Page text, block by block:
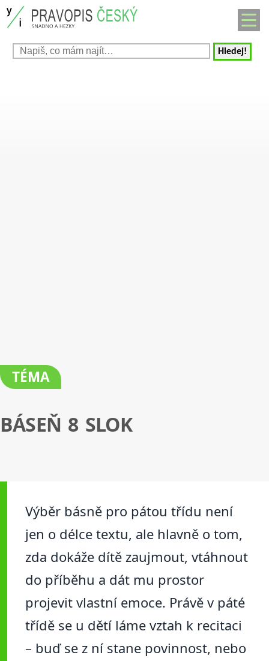
Hledej!
TÉMA
BÁSEŇ 8 SLOK
Výběr básně pro pátou třídu není
jen o délce textu, ale hlavně o tom,
zda dokáže dítě zaujmout, vtáhnout
do příběhu a dát mu prostor
projevit vlastní emoce. Právě v páté
třídě se u dětí láme vztah k recitaci
– buď se z ní stane povinnost, nebo